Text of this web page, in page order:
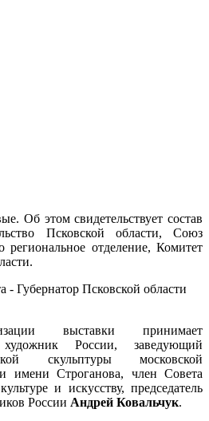
Об этом свидетельствует состав
Псковской области, Союз
отделение, Комитет
- Губернатор Псковской области
выставки принимает
России, заведующий
скульптуры московской
имени Строганова, член Совета
и искусству, председатель
России Андрей Ковальчук.